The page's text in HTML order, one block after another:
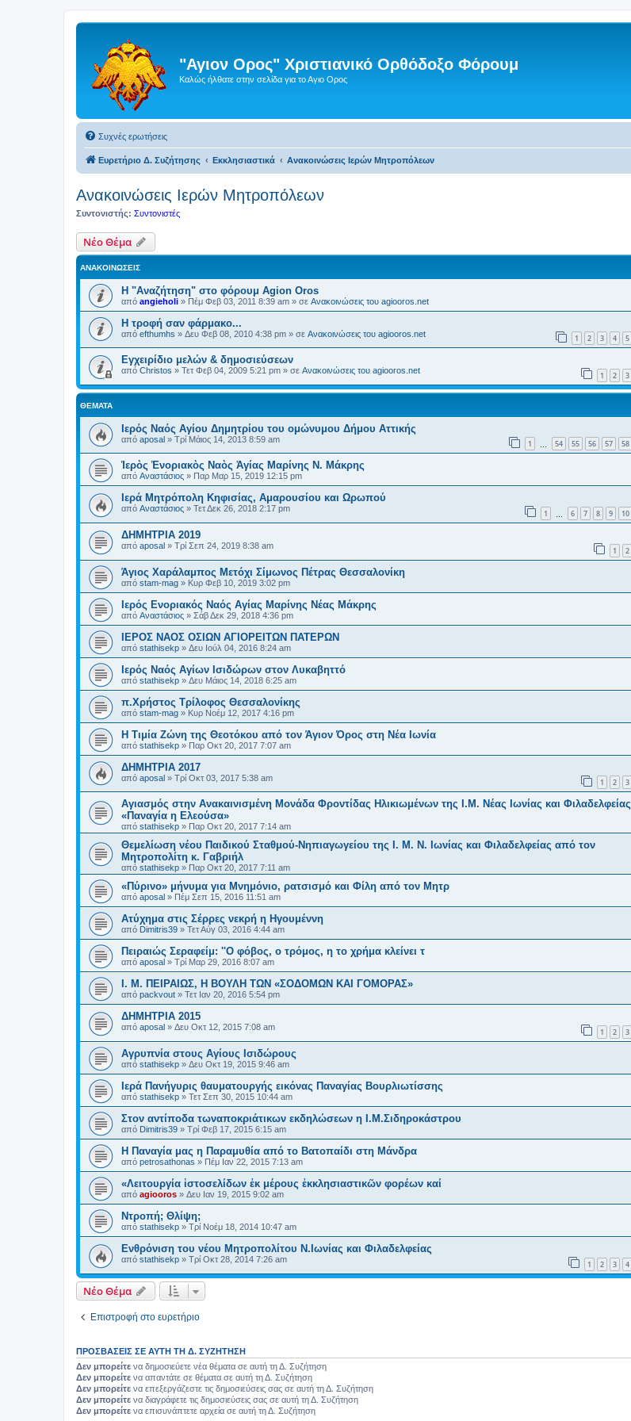
"Αγιον Ορος" Χριστιανικό Ορθόδοξο Φόρουμ
Καλώς ήλθατε στην σελίδα για το Αγιο Ορος
Συχνές ερωτήσεις
Ευρετήριο Δ. Συζήτησης Εκκλησιαστικά Ανακοινώσεις Ιερών Μητροπόλεων
Ανακοινώσεις Ιερών Μητροπόλεων
Συντονιστής: Συντονιστές
Νέο Θέμα
ΑΝΑΚΟΙΝΏΣΕΙΣ
Η "Αναζήτηση" στο φόρουμ Agion Oros
από angieholi » Πέμ Φεβ 03, 2011 8:39 am » σε Ανακοινώσεις του agiooros.net
H τροφή σαν φάρμακο...
από efthumhs » Δευ Φεβ 08, 2010 4:38 pm » σε Ανακοινώσεις του agiooros.net 1 2 3 4 5
Εγχειρίδιο μελών & δημοσιεύσεων
από Christos » Τετ Φεβ 04, 2009 5:21 pm » σε Ανακοινώσεις του agiooros.net 1 2 3
ΘΈΜΑΤΑ
Ιερός Ναός Αγίου Δημητρίου του ομώνυμου Δήμου Αττικής
από aposal » Τρί Μάιος 14, 2013 8:59 am 1 54 55 56 57 58
Ἱερὸς Ἐνοριακὸς Ναὸς Ἁγίας Μαρίνης Ν. Μάκρης
από Αναστάσιος » Παρ Μαρ 15, 2019 12:15 pm
Ιερά Μητρόπολη Κηφισίας, Αμαρουσίου και Ωρωπού
από Αναστάσιος » Τετ Δεκ 26, 2018 2:17 pm 1 6 7 8 9 10
ΔΗΜΗΤΡΙΑ 2019
από aposal » Τρί Σεπ 24, 2019 8:38 am 1 2
Άγιος Χαράλαμπος Μετόχι Σίμωνος Πέτρας Θεσσαλονίκη
από stam-mag » Κυρ Φεβ 10, 2019 3:02 pm
Ιερός Ενοριακός Ναός Αγίας Μαρίνης Νέας Μάκρης
από Αναστάσιος » Σάβ Δεκ 29, 2018 4:36 pm
ΙΕΡΟΣ ΝΑΟΣ ΟΣΙΩΝ ΑΓΙΟΡΕΙΤΩΝ ΠΑΤΕΡΩΝ
από stathisekp » Δευ Ιούλ 04, 2016 8:24 am
Ιερός Ναός Αγίων Ισιδώρων στον Λυκαβηττό
από stathisekp » Δευ Μάιος 14, 2018 6:25 am
π.Χρήστος Τρίλοφος Θεσσαλονίκης
από stam-mag » Κυρ Νοέμ 12, 2017 4:16 pm
Η Τιμία Ζώνη της Θεοτόκου από τον Άγιον Όρος στη Νέα Ιωνία
από stathisekp » Παρ Οκτ 20, 2017 7:07 am
ΔΗΜΗΤΡΙΑ 2017
από aposal » Τρί Οκτ 03, 2017 5:38 am 1 2 3
Αγιασμός στην Ανακαινισμένη Μονάδα Φροντίδας Ηλικιωμένων της Ι.Μ. Νέας Ιωνίας και Φιλαδελφείας
«Παναγία η Ελεούσα»
από stathisekp » Παρ Οκτ 20, 2017 7:14 am
Θεμελίωση νέου Παιδικού Σταθμού-Νηπιαγωγείου της Ι. Μ. Ν. Ιωνίας και Φιλαδελφείας από τον
Μητροπολίτη κ. Γαβριήλ
από stathisekp » Παρ Οκτ 20, 2017 7:11 am
«Πύρινο» μήνυμα για Μνημόνιο, ρατσισμό και Φίλη από τον Μητρ
από aposal » Πέμ Σεπ 15, 2016 11:51 am
Ατύχημα στις Σέρρες νεκρή η Ηγουμέννη
από Dimitris39 » Τετ Αύγ 03, 2016 4:44 am
Πειραιώς Σεραφείμ: ''Ο φόβος, ο τρόμος, η το χρήμα κλείνει τ
από aposal » Τρί Μαρ 29, 2016 8:07 am
Ι. Μ. ΠΕΙΡΑΙΩΣ, Η ΒΟΥΛΗ ΤΩΝ «ΣΟΔΟΜΩΝ ΚΑΙ ΓΟΜΟΡΑΣ»
από packvout » Τετ Ιαν 20, 2016 5:54 pm
ΔΗΜΗΤΡΙΑ 2015
από aposal » Δευ Οκτ 12, 2015 7:08 am 1 2 3
Αγρυπνία στους Αγίους Ισιδώρους
από stathisekp » Δευ Οκτ 19, 2015 9:46 am
Ιερά Πανήγυρις θαυματουργής εικόνας Παναγίας Βουρλιωτίσσης
από stathisekp » Τετ Σεπ 30, 2015 10:44 am
Στον αντίποδα τωναποκριάτικων εκδηλώσεων η Ι.Μ.Σιδηροκάστρου
από Dimitris39 » Τρί Φεβ 17, 2015 6:15 am
Η Παναγία μας η Παραμυθία από το Βατοπαίδι στη Μάνδρα
από petrosathonas » Πέμ Ιαν 22, 2015 7:13 am
«Λειτουργία ἱστοσελίδων ἐκ μέρους ἐκκλησιαστικῶν φορέων καί
από agiooros » Δευ Ιαν 19, 2015 9:02 am
Ντροπή; Θλίψη;
από stathisekp » Τρί Νοέμ 18, 2014 10:47 am
Ενθρόνιση του νέου Μητροπολίτου Ν.Ιωνίας και Φιλαδελφείας
από stathisekp » Τρί Οκτ 28, 2014 7:26 am 1 2 3 4
Νέο Θέμα
Επιστροφή στο ευρετήριο
ΠΡΟΣΒΆΣΕΙΣ ΣΕ ΑΥΤΉ ΤΗ Δ. ΣΥΖΉΤΗΣΗ
Δεν μπορείτε να δημοσιεύετε νέα θέματα σε αυτή τη Δ. Συζήτηση
Δεν μπορείτε να απαντάτε σε θέματα σε αυτή τη Δ. Συζήτηση
Δεν μπορείτε να επεξεργάζεστε τις δημοσιεύσεις σας σε αυτή τη Δ. Συζήτηση
Δεν μπορείτε να διαγράφετε τις δημοσιεύσεις σας σε αυτή τη Δ. Συζήτηση
Δεν μπορείτε να επισυνάπτετε αρχεία σε αυτή τη Δ. Συζήτηση